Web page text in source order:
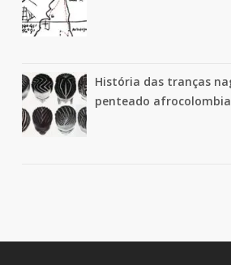
História das tranças
penteado